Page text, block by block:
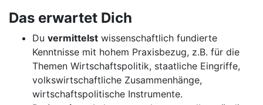
Das erwartet Dich
Du vermittelst wissenschaftlich fundierte
Kenntnisse mit hohem Praxisbezug, z.B. für die
Themen Wirtschaftspolitik, staatliche Eingriffe,
volkswirtschaftliche Zusammenhänge,
wirtschaftspolitische Instrumente.